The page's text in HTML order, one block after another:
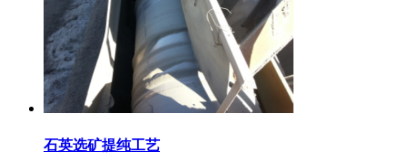
石英选矿提纯工艺